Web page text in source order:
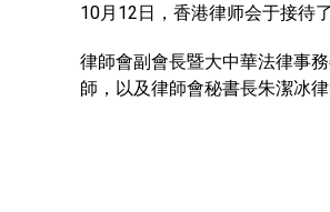
10月12日，香港律师会于接待
律師會副會長暨大中華法律事
師，以及律師會秘書長朱潔冰